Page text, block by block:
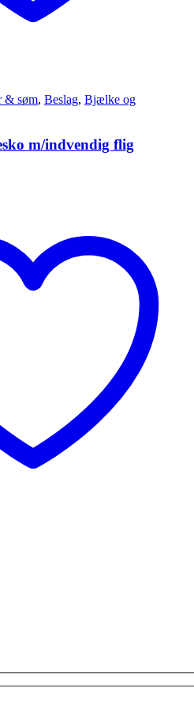
& søm, Beslag, Bjælke og
m/indvendig flig